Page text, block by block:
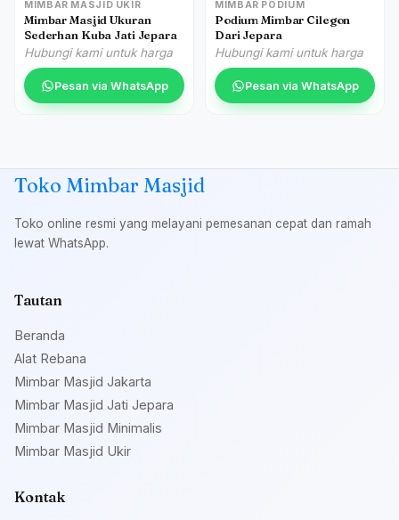
MIMBAR MASJID UKIR
Mimbar Masjid Ukuran
Sederhan Kuba Jati Jepara
Hubungi kami untuk harga
Pesan via WhatsApp
MIMBAR PODIUM
Podium Mimbar Cilegon
Dari Jepara
Hubungi kami untuk harga
Pesan via WhatsApp
Toko Mimbar Masjid
Toko online resmi yang melayani pemesanan cepat dan ramah
lewat WhatsApp.
Tautan
Beranda
Alat Rebana
Mimbar Masjid Jakarta
Mimbar Masjid Jati Jepara
Mimbar Masjid Minimalis
Mimbar Masjid Ukir
Kontak